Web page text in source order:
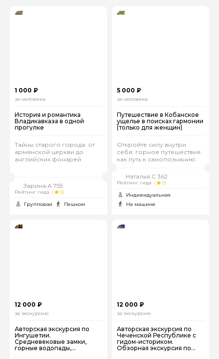
1 000 ₽
за человека
История и романтика
Владикавказа в одной
прогулке
Тайны старого города: от
армянской церкви до
английских фонарей
Зарина.А 755
Рейтинг гида (
0)
Групповая
Пешком
5 000 ₽
за человека
Путешествие в Кобанское
ущелье в поисках гармонии
(только для женщин)
Откройте силу внутри
себя: горное путешествие
как путь к самопознанию
Наталья.С 362
Рейтинг гида (
0)
Индивидуальная
На машине
12 000 ₽
за экскурсию
Авторская экскурсия по
Ингушетии.
Средневековые замки,
горные водопады,
умеренные восхождения
12 000 ₽
за экскурсию
Авторская экскурсия по
Чеченской Республике с
гидом-историком.
Обзорная экскурсия по
Грозному